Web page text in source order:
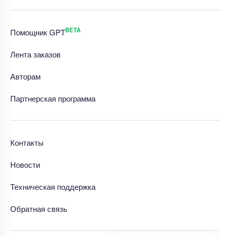
Помощник GPTBETA
Лента заказов
Авторам
Партнерская программа
Контакты
Новости
Техническая поддержка
Обратная связь